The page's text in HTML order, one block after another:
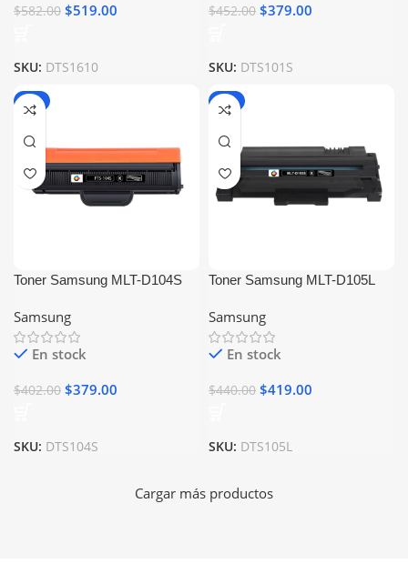
$582.00 $519.00
SKU: DTS1610
$452.00 $379.00
SKU: DTS101S
-6%
Toner Samsung MLT-D104S
Samsung
En stock
$402.00 $379.00
SKU: DTS104S
-5%
Toner Samsung MLT-D105L
Rendimiento
Samsung
En stock
$440.00 $419.00
SKU: DTS105L
Cargar más productos